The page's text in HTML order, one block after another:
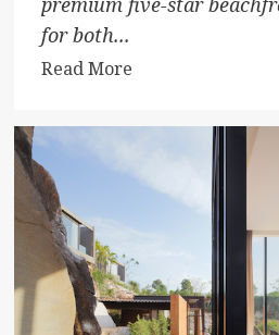
for both...
Read MoreRead
about
Renaissance
Pattaya
Resort
&
Spa